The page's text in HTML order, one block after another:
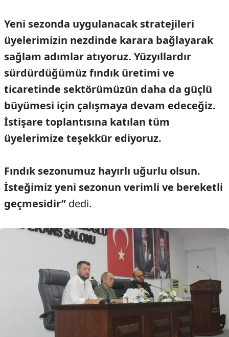
Yeni sezonda uygulanacak stratejileri
üyelerimizin nezdinde karara bağlayarak
sağlam adımlar atıyoruz. Yüzyıllardır
sürdürdüğümüz fındık üretimi ve
ticaretinde sektörümüzün daha da güçlü
büyümesi için çalışmaya devam edeceğiz.
İstişare toplantısına katılan tüm
üyelerimize teşekkür ediyoruz.
Fındık sezonumuz hayırlı uğurlu olsun.
İsteğimiz yeni sezonun verimli ve bereketli
geçmesidir” dedi.